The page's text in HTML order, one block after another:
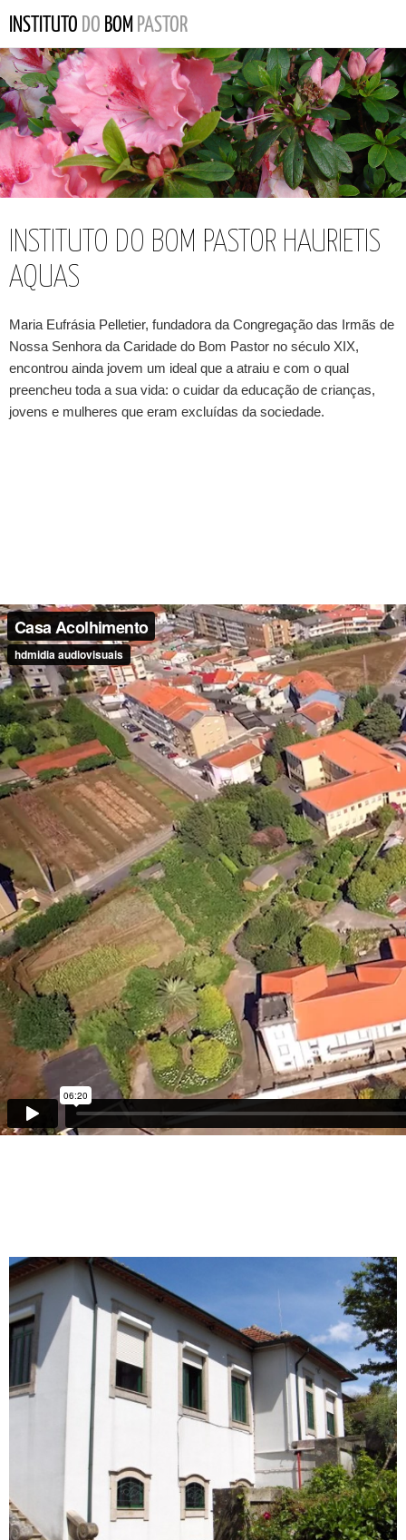
INSTITUTO DO BOM PASTOR HAURIETIS
AQUAS
Maria Eufrásia Pelletier, fundadora da Congregação das Irmãs de
Nossa Senhora da Caridade do Bom Pastor no século XIX,
encontrou ainda jovem um ideal que a atraiu e com o qual
preencheu toda a sua vida: o cuidar da educação de crianças,
jovens e mulheres que eram excluídas da sociedade.